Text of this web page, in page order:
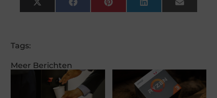
Meer Berichten
X
(Twitter)
FacebookPinterestLinkedInEmail
Tags: